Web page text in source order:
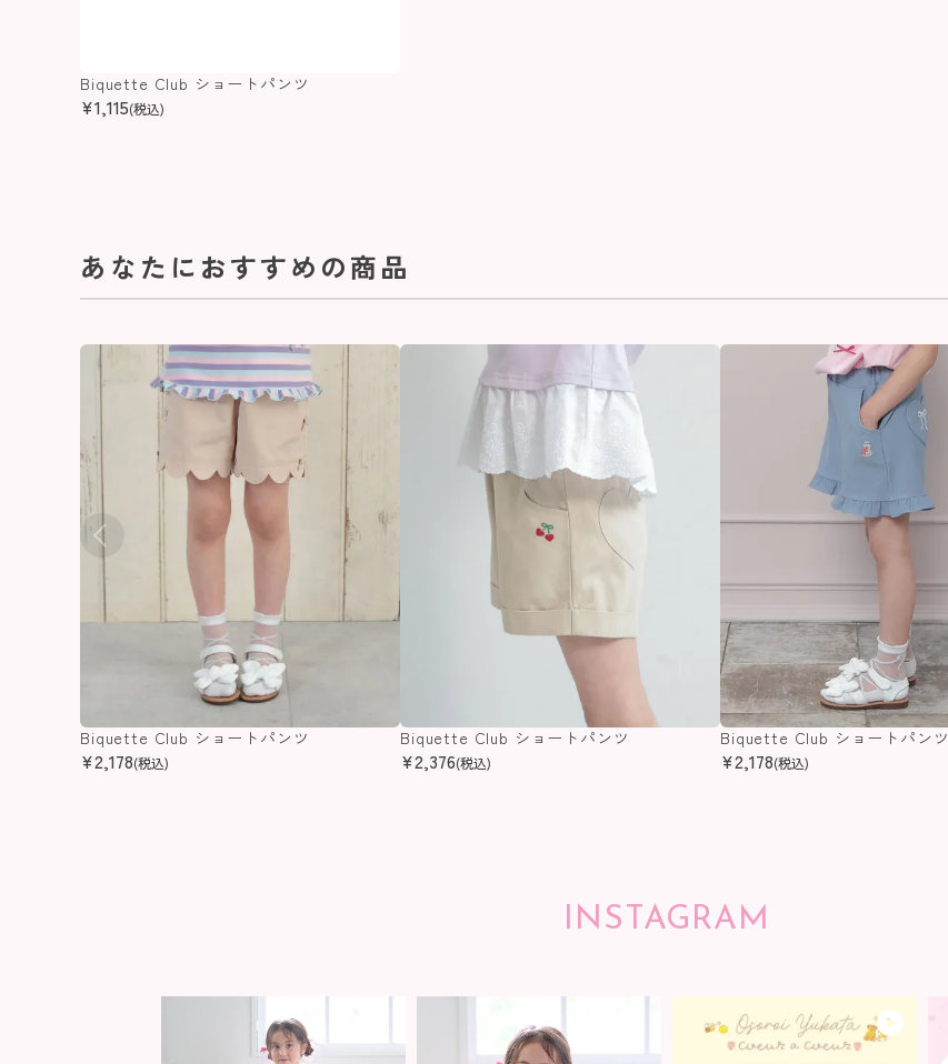
Biquette Club ショートパンツ
¥1,115(税込)
あなたにおすすめの商品
Biquette Club ショートパンツ
¥2,178(税込)
Biquette Club ショートパンツ
¥2,376(税込)
Biquette Club ショートパンツ
¥2,178(税込)
INSTAGRAM